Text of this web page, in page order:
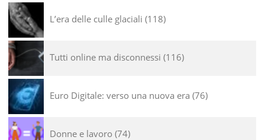
L’era delle culle glaciali 118
Tutti online ma disconnessi 116
Euro Digitale: verso una nuova era 76
Donne e lavoro 74